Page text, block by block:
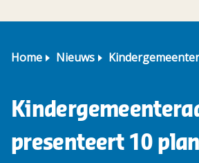
Home Nieuws
presenteert 10